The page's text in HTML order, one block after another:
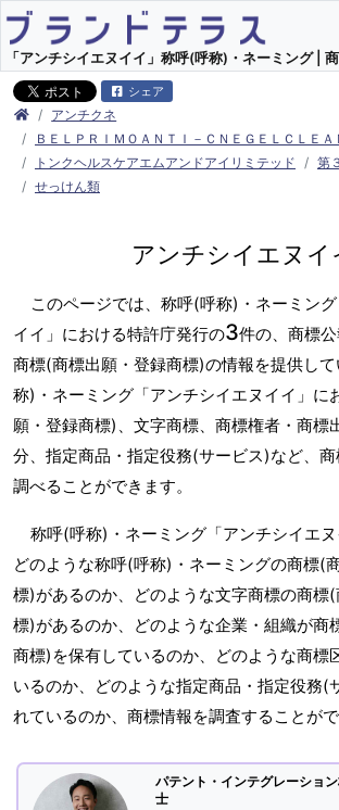
「アンチシイエヌイイ」称呼(呼称)・ネーミング |
シェア
アンチクネ
ＢＥＬＰＲＩＭＯＡＮＴＩ－ＣＮＥＧＥＬＣＬＥＡ
トンクヘルスケアエムアンドアイリミテッド
第
せっけん類
アンチシイエヌイ
このページでは、称呼(呼称)・ネーミン
イイ」における特許庁発行の3件の、商標
商標(商標出願・登録商標)の情報を提供し
称)・ネーミング「アンチシイエヌイイ」に
願・登録商標)、文字商標、商標権者・商標
分、指定商品・指定役務(サービス)など、
調べることができます。
称呼(呼称)・ネーミング「アンチシイエヌ
どのような称呼(呼称)・ネーミングの商標(
標)があるのか、どのような文字商標の商標
標)があるのか、どのような企業・組織が商
商標)を保有しているのか、どのような商標
いるのか、どのような指定商品・指定役務(
れているのか、商標情報を調査することがで
パテント・インテグレーショ
士